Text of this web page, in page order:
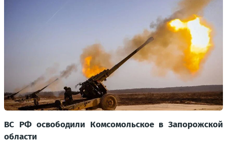
ВС РФ освободили Комсомольское в Запорожской
области